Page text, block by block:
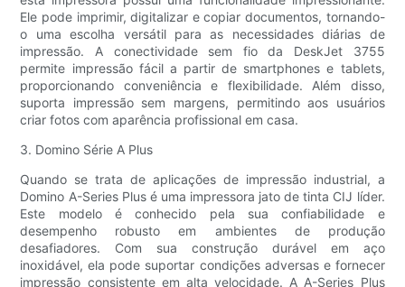
Ele pode imprimir, digitalizar e copiar documentos, tornando-
o uma escolha versátil para as necessidades diárias de
impressão. A conectividade sem fio da DeskJet 3755
permite impressão fácil a partir de smartphones e tablets,
proporcionando conveniência e flexibilidade. Além disso,
suporta impressão sem margens, permitindo aos usuários
criar fotos com aparência profissional em casa.
3. Domino Série A Plus
Quando se trata de aplicações de impressão industrial, a
Domino A-Series Plus é uma impressora jato de tinta CIJ líder.
Este modelo é conhecido pela sua confiabilidade e
desempenho robusto em ambientes de produção
desafiadores. Com sua construção durável em aço
inoxidável, ela pode suportar condições adversas e fornecer
impressão consistente em alta velocidade. A A-Series Plus